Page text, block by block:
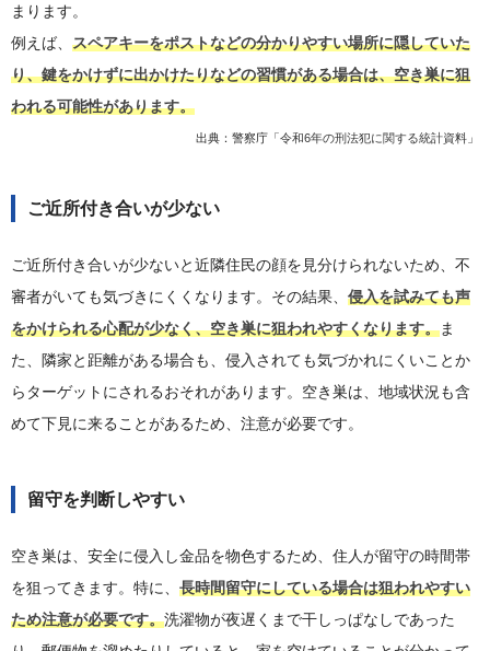
まります。
例えば、 スペアキーをポストなどの分かりやすい場所に隠していた
り、鍵をかけずに出かけたりなどの習慣がある場合は、空き巣に狙
われる可能性があります。
出典：警察庁「令和6年の刑法犯に関する統計資料 」
ご近所付き合いが少ない
ご近所付き合いが少ないと近隣住民の顔を見分けられないため、不
審者がいても気づきにくくなります。その結果、 侵入を試みても声
をかけられる心配が少なく、空き巣に狙われやすくなります。ま
た、隣家と距離がある場合も、侵入されても気づかれにくいことか
らターゲットにされるおそれがあります。空き巣は、地域状況も含
めて下見に来ることがあるため、注意が必要です。
留守を判断しやすい
空き巣は、安全に侵入し金品を物色するため、住人が留守の時間帯
を狙ってきます。特に、 長時間留守にしている場合は狙われやすい
ため注意が必要です。洗濯物が夜遅くまで干しっぱなしであった